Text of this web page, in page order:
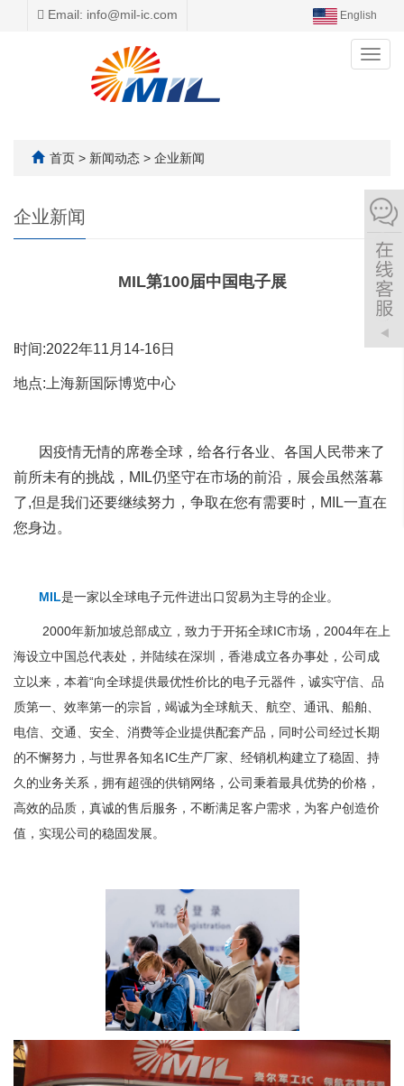
Email: info@mil-ic.com English
首页 > 新闻动态 > 企业新闻
企业新闻
MIL第100届中国电子展
时间:2022年11月14-16日
地点:上海新国际博览中心
因疫情无情的席卷全球，给各行各业、各国人民带来了
前所未有的挑战，MIL仍坚守在市场的前沿，展会虽然落幕
了,但是我们还要继续努力，争取在您有需要时，MIL一直在
您身边。
MIL是一家以全球电子元件进出口贸易为主导的企业。
2000年新加坡总部成立，致力于开拓全球IC市场，2004年在上
海设立中国总代表处，并陆续在深圳，香港成立各办事处，公司成
立以来，本着“向全球提供最优性价比的电子元器件，诚实守信、品
质第一、效率第一的宗旨，竭诚为全球航天、航空、通讯、船舶、
电信、交通、安全、消费等企业提供配套产品，同时公司经过长期
的不懈努力，与世界各知名IC生产厂家、经销机构建立了稳固、持
久的业务关系，拥有超强的供销网络，公司秉着最具优势的价格，
高效的品质，真诚的售后服务，不断满足客户需求，为客户创造价
值，实现公司的稳固发展。